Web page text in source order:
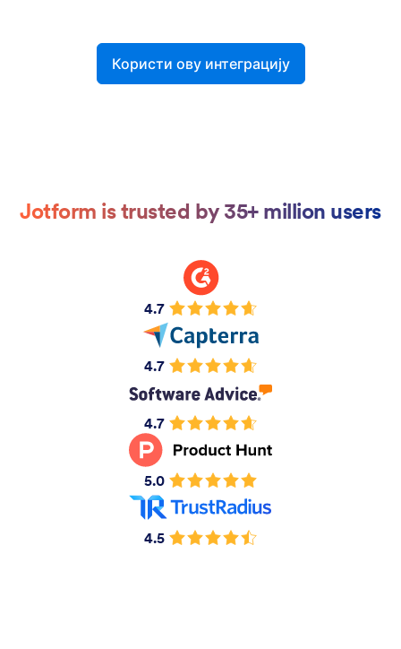
Користи ову интеграцију
Jotform is trusted by 35+ million users
4.7
4.7
4.7
5.0
4.5